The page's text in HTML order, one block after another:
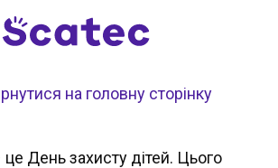
на головну сторінку
День захисту дітей. Цього